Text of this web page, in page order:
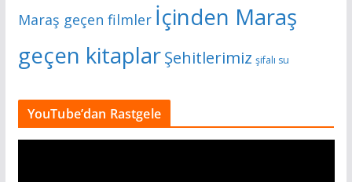
Maraş geçen filmler İçinden Maraş
geçen kitaplarŞehitlerimiz şifalı su
YouTube’dan Rastgele